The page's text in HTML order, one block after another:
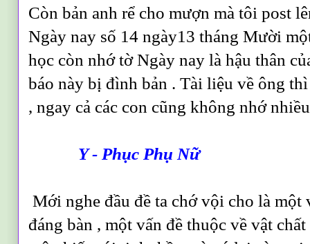
Còn bản anh rể cho mượn mà tôi post
Ngày nay số 14 ngày13 tháng Mười
học còn nhớ tờ Ngày nay là hậu thân
báo này bị đình bản . Tài liệu về ông
, ngay cả các con cũng không nhớ
Y - Phục Phụ Nữ
Mới nghe đầu đề ta chớ vội cho là một
đáng bàn , một vấn đề thuộc về vật